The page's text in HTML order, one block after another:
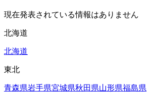
現在発表されている情報はありません
北海道
北海道
東北
青森県岩手県宮城県秋田県山形県福島県